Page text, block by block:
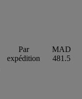
Par
expédition
MAD
481.5